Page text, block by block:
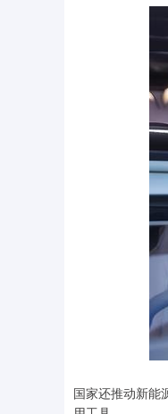
国家还推动新能